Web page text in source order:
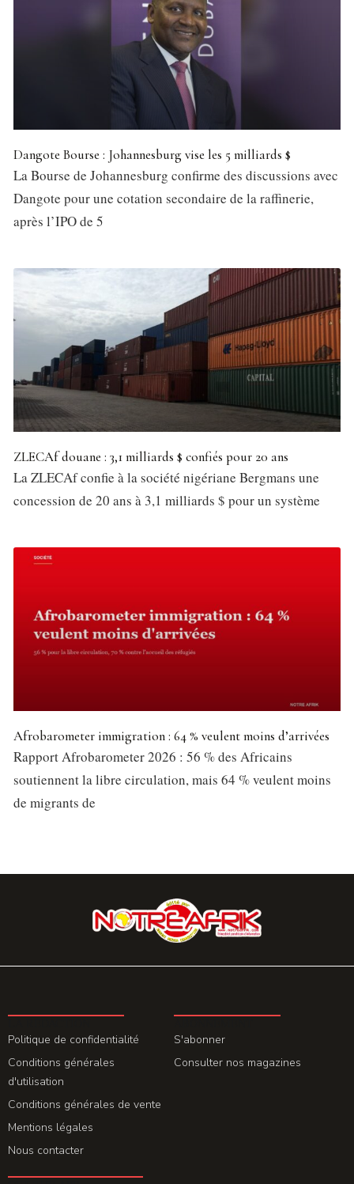
Dangote Bourse : Johannesburg vise les 5 milliards $
La Bourse de Johannesburg confirme des discussions avec
Dangote pour une cotation secondaire de la raffinerie,
après l’IPO de 5
ZLECAf douane : 3,1 milliards $ confiés pour 20 ans
La ZLECAf confie à la société nigériane Bergmans une
concession de 20 ans à 3,1 milliards $ pour un système
Afrobarometer immigration : 64 % veulent moins d’arrivées
Rapport Afrobarometer 2026 : 56 % des Africains
soutiennent la libre circulation, mais 64 % veulent moins
de migrants de
Politique de confidentialité
Conditions générales
d'utilisation
Conditions générales de vente
Mentions légales
Nous contacter
S'abonner
Consulter nos magazines